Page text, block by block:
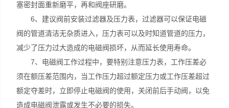
塞密封面重新磨平，再和阀座研磨。
6、建议阀前安装过滤器及压力表，过滤器可以保证电磁
阀的管道清洁无杂质进入，压力表可以及时知道管道的压力，
减少了压力过大造成的电磁阀损坏，从而延长使用寿命。
7、电磁阀工作过程中，要特别注意压力表，工作压差必
须在额压差范围内，当工作压力超过额定压力或工作压差超过
额定夺差时，立即停止电磁阀的使用，关闭前后手动阀，以免
造成电磁阀泄露或发生不必要的损失。